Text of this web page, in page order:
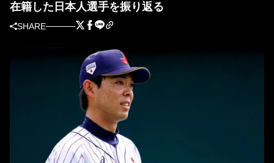
在籍した日本人選手を振り返る
SHARE